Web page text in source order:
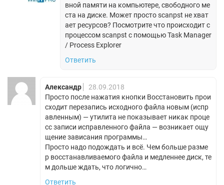
вной памяти на компьютере, свободного ме
ста на диске. Может просто scanpst не хват
ает ресурсов? Посмотрите что происходит с
процессом scanpst с помощью Task Manager
/ Process Explorer
Ответить
Александр
28.09.2018
Просто после нажатия кнопки Восстановить прои
сходит перезапись исходного файла новым (испр
авленным) — утилита не показывает никак проце
сс записи исправленного файла — возникает ощу
щение зависания программы…
Просто надо подождать и всё. Чем больше разме
р восстанавливаемого файла и медленнее диск, те
м дольше ждать, что логично…
Ответить